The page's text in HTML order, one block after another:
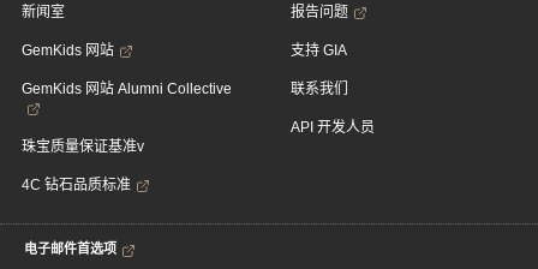
新闻室
GemKids 网站
GemKids 网站 Alumni Collective
珠宝质量保证基准v
4C 钻石品质标准
报告问题
支持 GIA
联系我们
API 开发人员
电子邮件首选项